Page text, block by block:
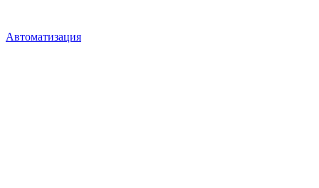
Автоматизация